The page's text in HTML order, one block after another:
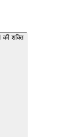
की शक्ति